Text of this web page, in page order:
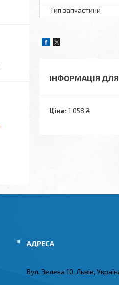
Тип запчастини
ІНФОРМАЦІЯ
Ціна: 1 058 ₴
Вул. Зелена 10, Львів,